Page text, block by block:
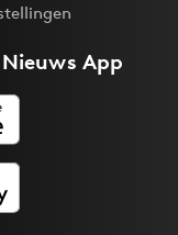
App